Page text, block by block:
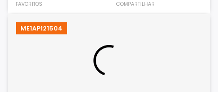
FAVORITOS COMPARTILHAR
ME1AP121504